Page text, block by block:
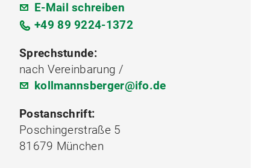
E-Mail schreiben
+49 89 9224-1372
Sprechstunde:
nach Vereinbarung /
kollmannsberger@ifo.de
Postanschrift:
Poschingerstraße 5
81679 München